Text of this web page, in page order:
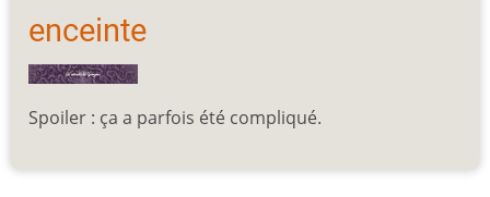
enceinte
Spoiler : ça a parfois été compliqué.